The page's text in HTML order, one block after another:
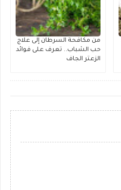
من مكافحة السرطان إلى علاج
حب الشباب.. تعرف على فوائد
الزعتر الجاف